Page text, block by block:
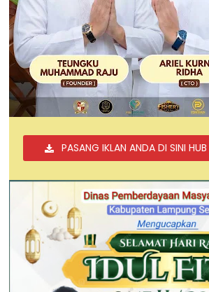
PASANG IKLAN ANDA DI SINI